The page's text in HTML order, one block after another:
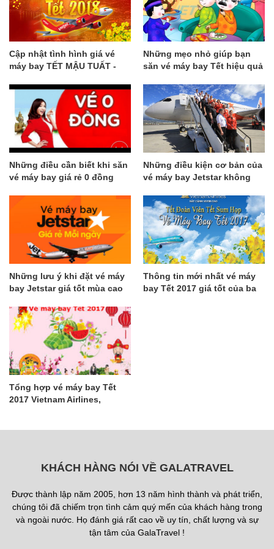
Cập nhật tình hình giá vé
máy bay TẾT MẬU TUẤT -
Những mẹo nhỏ giúp bạn
săn vé máy bay Tết hiệu quả
Những điều cần biết khi săn
vé máy bay giá rẻ 0 đồng
Những điều kiện cơ bản của
vé máy bay Jetstar không
Những lưu ý khi đặt vé máy
bay Jetstar giá tốt mùa cao
Thông tin mới nhất vé máy
bay Tết 2017 giá tốt của ba
Tổng hợp vé máy bay Tết
2017 Vietnam Airlines,
KHÁCH HÀNG NÓI VỀ GALATRAVEL
Được thành lập năm 2005, hơn 13 năm hình thành và phát triển,
chúng tôi đã chiếm trọn tình cảm quý mến của khách hàng trong
và ngoài nước. Họ đánh giá rất cao về uy tín, chất lượng và sự
tận tâm của GalaTravel !